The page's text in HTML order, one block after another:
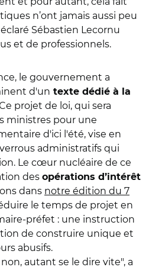
n’ont jamais aussi peu
Sébastien Lecornu
et de professionnels.
le gouvernement a
d'un texte dédié à la
projet de loi, qui sera
ministres pour une
d'ici l'été, vise en
administratifs qui
Le cœur nucléaire de ce
des opérations d’intérêt
dans notre édition du 7
le temps de projet en
préfet : une instruction
de construire unique et
abusifs.
autant se le dire vite", a